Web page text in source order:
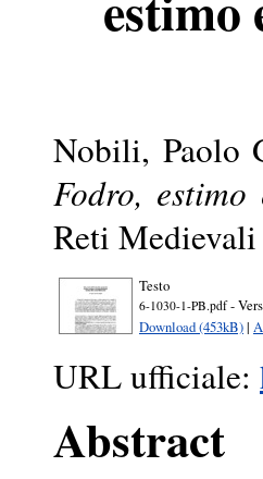
Nobili, Paolo
Fodro,
Reti
Testo
6-1030-1-PB.pdf-
Download (453kB)|
URL ufficiale:
Abstract